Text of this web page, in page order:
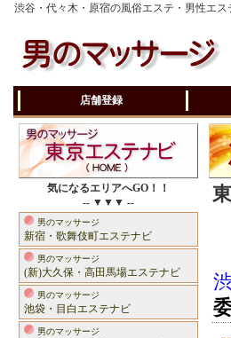
渋谷・代々木・原宿の風俗エステ・男性エ
店舗登録
気になるエリアへGO！！
-- ▼▼▼ --
男のマッサージ
新宿・歌舞伎町エステナビ
男のマッサージ
(新)大久保・高田馬場エステナビ
男のマッサージ
池袋・目白エステナビ
男のマッサージ